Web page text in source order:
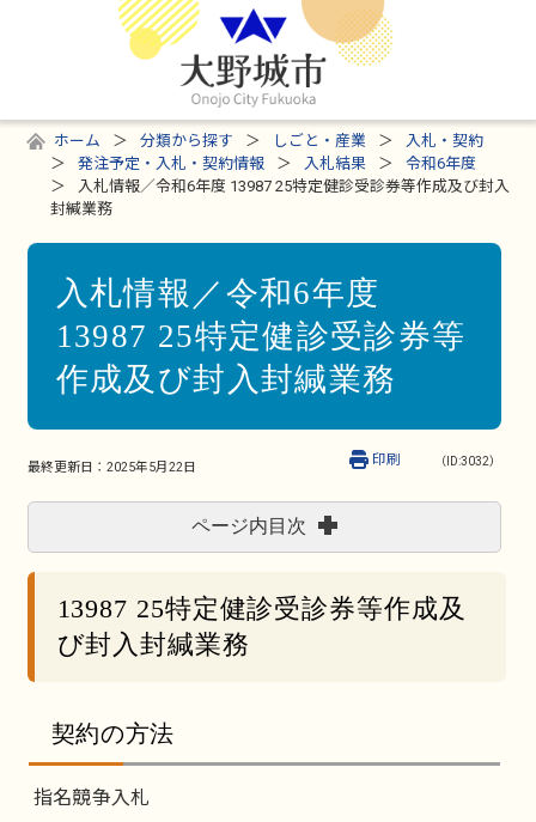
ホーム 分類から探す しごと・産業
入札・契約
発注予定・入札・契約情報
入札結果
令和6年度
入札情報／令和6年度 13987 25特定健診受診券等作成及び封入
封緘業務
入札情報／令和6年度
13987 25特定健診受診券等
作成及び封入封緘業務
最終更新日： 2025年5月22日 （ID:3032）
印刷
ページ内目次
13987 25特定健診受診券等作成及
び封入封緘業務
契約の方法
指名競争入札